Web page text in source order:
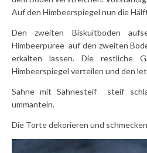
Auf den Himbeerspiegel nun die
Den zweiten Biskuitboden
Himbeerpüree auf den zweiten
erkalten lassen. Die restliche
Himbeerspiegel verteilen und den
Sahne mit Sahnesteif steif
ummanteln.
Die Torte dekorieren und